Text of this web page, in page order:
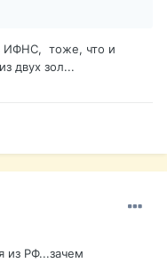
ИФНС, тоже, что и
двух зол...
из РФ...зачем